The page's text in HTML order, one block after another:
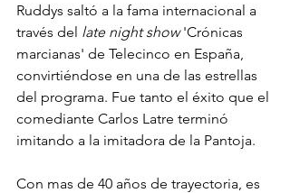
Ruddys saltó a la fama internacional a
través del late night show 'Crónicas
marcianas' de Telecinco en España,
convirtiéndose en una de las estrellas
del programa. Fue tanto el éxito que el
comediante Carlos Latre terminó
imitando a la imitadora de la Pantoja.
Con mas de 40 años de trayectoria, es